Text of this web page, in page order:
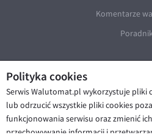
Polityka cookies
Serwis Walutomat.pl wykorzystuje pliki
lub odrzucić wszystkie pliki cookies
funkcjonowania serwisu oraz zmienić
przechowywanie informacji i
Komentarze
© Walutomat 2026 |